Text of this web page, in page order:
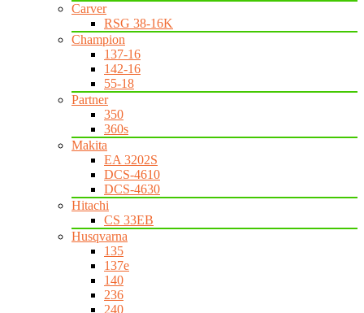
Carver
RSG 38-16K
Champion
137-16
142-16
55-18
Partner
350
360s
Makita
EA 3202S
DCS-4610
DCS-4630
Hitachi
CS 33EB
Husqvarna
135
137e
140
236
240